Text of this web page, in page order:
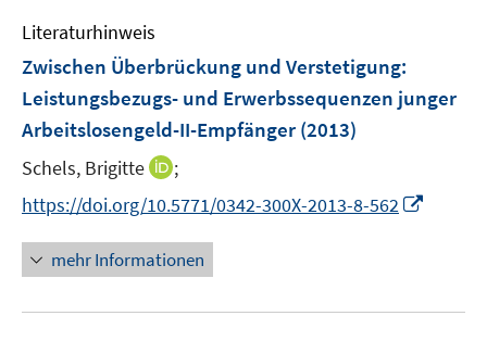
F
e
n
s
t
e
r
ö
f
n
F
e
n
s
r
n
Literaturhinweis
Zwischen Überbrückung und Verstetigung:
Leistungsbezugs- und Erwerbssequenzen junger
Arbeitslosengeld-II-Empfänger (2013)
Schels, Brigitte
I
n
e
u
;
https://doi.org/10.5771/0342-300X-2013-8-562
u
mehr Informationen